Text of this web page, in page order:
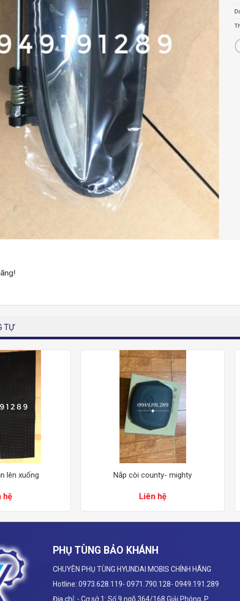
TỰ
lên xuống
hệ
Nắp còi county- mighty
Liên hệ
PHỤ TÙNG BẢO KHÁNH
CHUYÊN PHỤ TÙNG HYUNDAI MOBIS CHÍNH HÃNG
Hotline: 0973.628.119- 0971.790.128- 0949.191.289
Địa chỉ: - Cơ sở 1: Số 9 ngõ 364/168 Giải Phóng, P.